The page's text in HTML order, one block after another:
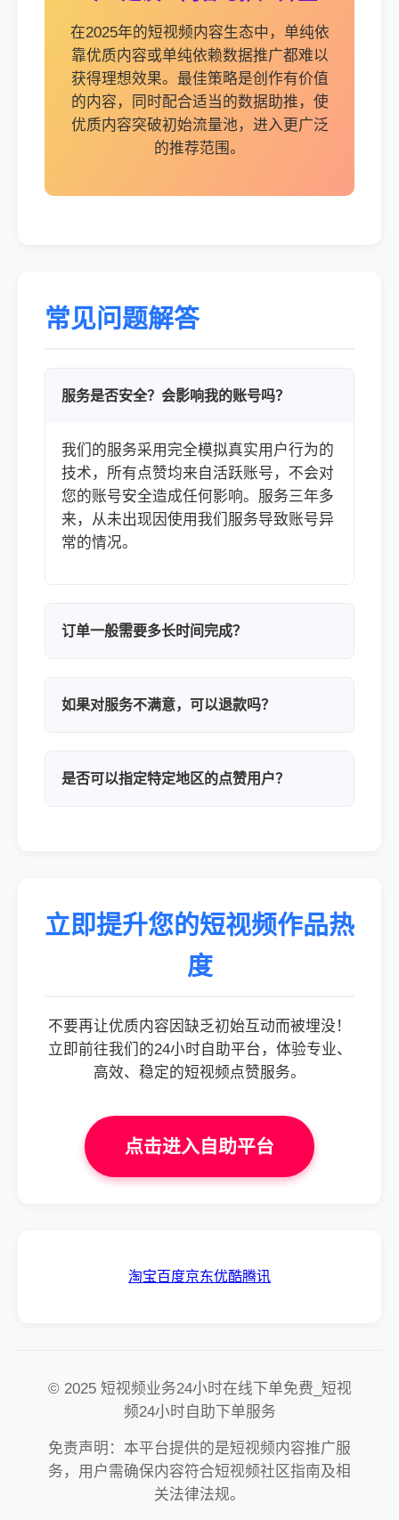
在2025年的短视频内容生态中，单纯依
靠优质内容或单纯依赖数据推广都难以
获得理想效果。最佳策略是创作有价值
的内容，同时配合适当的数据助推，使
优质内容突破初始流量池，进入更广泛
的推荐范围。
常见问题解答
服务是否安全？会影响我的账号吗？
我们的服务采用完全模拟真实用户行为的
技术，所有点赞均来自活跃账号，不会对
您的账号安全造成任何影响。服务三年多
来，从未出现因使用我们服务导致账号异
常的情况。
订单一般需要多长时间完成？
如果对服务不满意，可以退款吗？
是否可以指定特定地区的点赞用户？
立即提升您的短视频作品热
度
不要再让优质内容因缺乏初始互动而被埋没！
立即前往我们的24小时自助平台，体验专业、
高效、稳定的短视频点赞服务。
点击进入自助平台
淘宝百度京东优酷腾讯
© 2025 短视频业务24小时在线下单免费_短视
频24小时自助下单服务
免责声明：本平台提供的是短视频内容推广服
务，用户需确保内容符合短视频社区指南及相
关法律法规。